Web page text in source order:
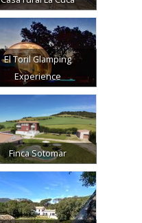
El Toril Glamping
Experience
Finca Sotomar